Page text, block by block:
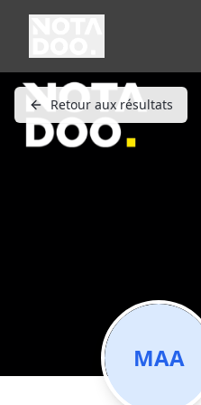
Retour aux résultats
MAA